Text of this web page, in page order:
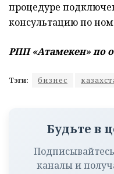
процедуре
консультацию по
РПП «Атамекен» по
Тэги: бизнес
Будьте в
каналы и